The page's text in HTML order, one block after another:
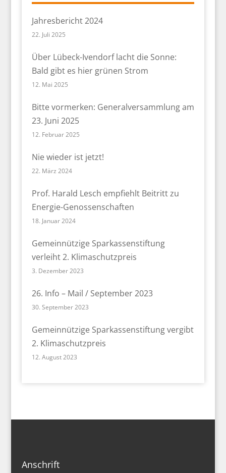
Jahresbericht 2024
22. Juli 2025
Über Lübeck-Ivendorf lacht die Sonne:
Bald gibt es hier grünen Strom
12. Mai 2025
Bitte vormerken: Generalversammlung am
23. Juni 2025
12. Februar 2025
Nie wieder ist jetzt!
22. März 2024
Prof. Harald Lesch empfiehlt Beitritt zu
Energie-Genossenschaften
18. Januar 2024
Gemeinnützige Sparkassenstiftung
verleiht 2. Klimaschutzpreis
3. Dezember 2023
26. Info – Mail / September 2023
30. September 2023
Gemeinnützige Sparkassenstiftung vergibt
2. Klimaschutzpreis
12. August 2023
Anschrift